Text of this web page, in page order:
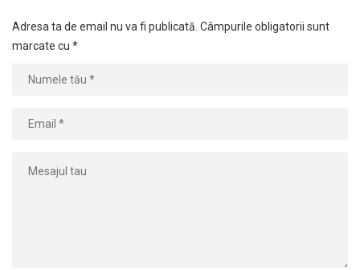
Adresa ta de email nu va fi publicată. Câmpurile obligatorii sunt
marcate cu *